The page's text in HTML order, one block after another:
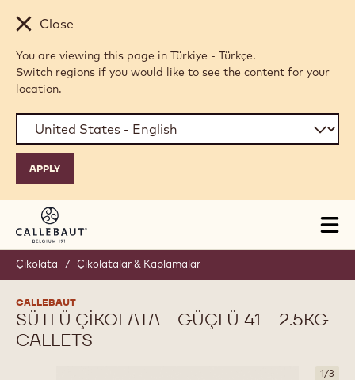
Skip to main content
Close
You are viewing this page in Türkiye - Türkçe.
Switch regions if you would like to see the content for your
location.
Çikolata / Çikolatalar & Kaplamalar
CALLEBAUT
SÜTLÜ ÇIKOLATA - GÜÇLÜ 41 - 2.5KG
CALLETS
1/3